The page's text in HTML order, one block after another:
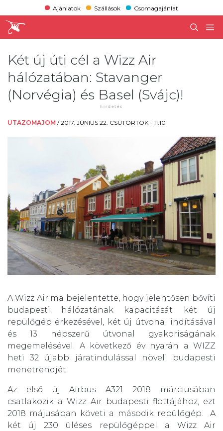
Ajánlatok Szállások Csomagajánlat
Két új úti cél a Wizz Air
hálózatában: Stavanger
(Norvégia) és Basel (Svájc)!
UTAZOMAJOM /2017. JÚNIUS 22. CSÜTÖRTÖK - 11:10
AWizz Air ma bejelentette, hogy jelentősen bővíti
budapesti hálózatának kapacitását két új
repülőgép érkezésével, két új útvonal indításával
és 13 népszerű útvonal gyakoriságának
megemelésével. A következő év nyarán a WIZZ
heti 32 újabb járatindulással növeli budapesti
menetrendjét.
Az első új Airbus A321 2018 márciusában
csatlakozik a Wizz Air budapesti flottájához, ezt
2018 májusában követi a második repülőgép. A
két új 230 üléses repülőgéppel a Wizz Air